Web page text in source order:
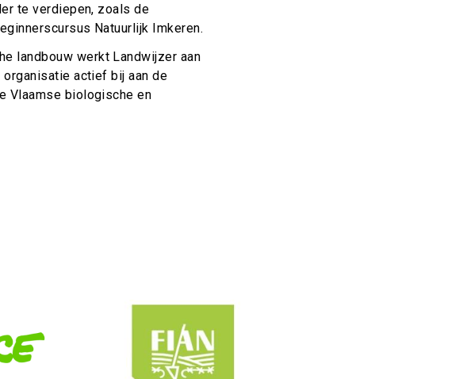
te verdiepen, zoals de
Natuurlijk Imkeren.
landbouw werkt Landwijzer aan
actief bij aan de
Vlaamse biologische en